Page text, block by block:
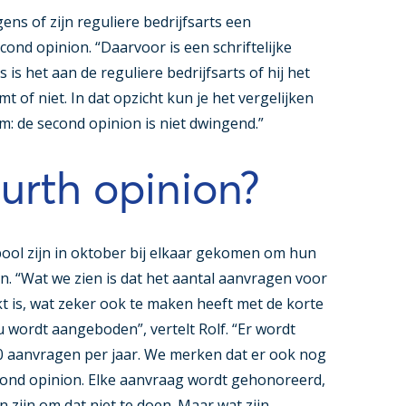
of zijn reguliere bedrijfsarts een
opinion. “Daarvoor is een schriftelijke
is het aan de reguliere bedrijfsarts of hij het
of niet. In dat opzicht kun je het vergelijken
de second opinion is niet dwingend.”
opinion?
zijn in oktober bij elkaar gekomen om hun
“Wat we zien is dat het aantal aanvragen voor
is, wat zeker ook te maken heeft met de korte
aangeboden”, vertelt Rolf. “Er wordt
aanvragen per jaar. We merken dat er ook nog
opinion. Elke aanvraag wordt gehonoreerd,